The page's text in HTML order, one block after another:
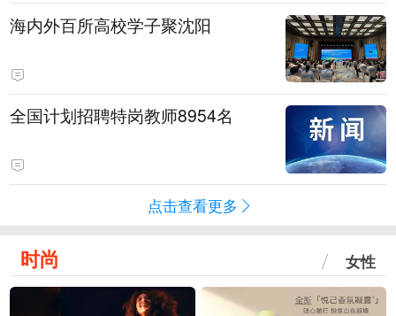
海内外百所高校学子聚沈阳
全国计划招聘特岗教师8954名
点击查看更多
时尚 女性